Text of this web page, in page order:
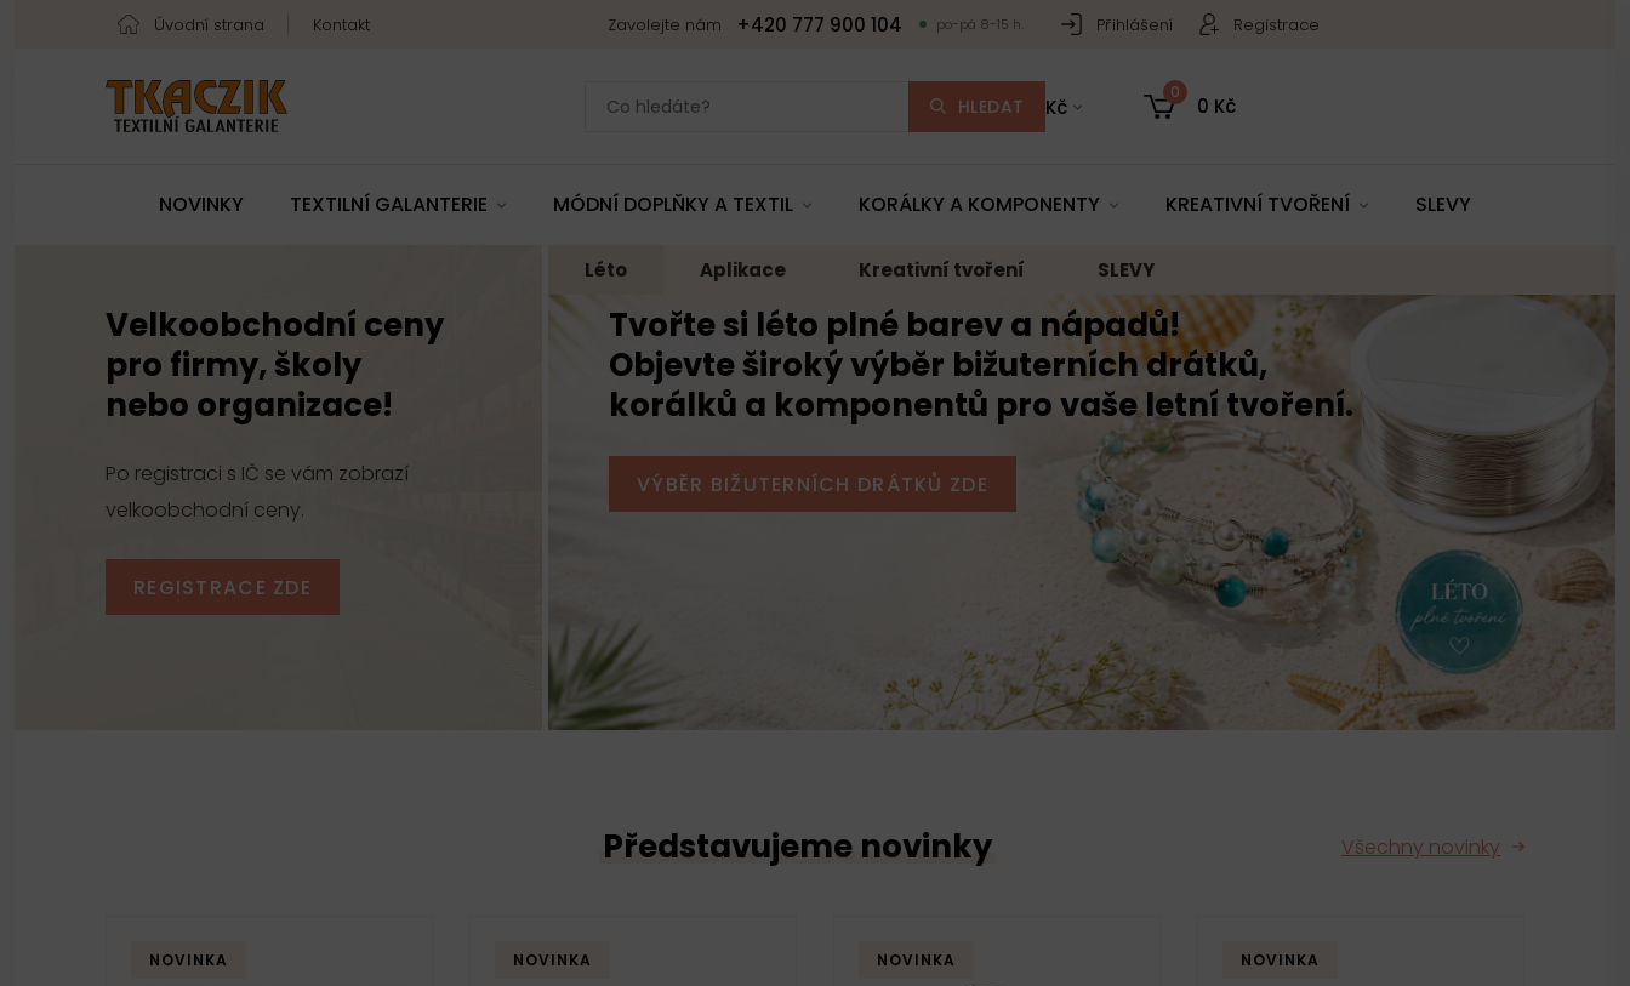
Úvodní strana Kontakt Zavolejte nám +420 777 900 104 po-pá 8-15 h. Přihlášení Registrace
HLEDAT Kč
0
0 Kč
NOVINKY TEXTILNÍ GALANTERIE MÓDNÍ DOPLŇKY A TEXTIL KORÁLKY A KOMPONENTY KREATIVNÍ TVOŘENÍ SLEVY
Velkoobchodní ceny
pro firmy, školy
nebo organizace!
Po registraci s IČ se vám zobrazí
velkoobchodní ceny.
REGISTRACE ZDE
Léto Aplikace Kreativní tvoření SLEVY
Tvořte si léto plné barev a nápadů!
Objevte široký výběr bižuterních drátků,
korálků a komponentů pro vaše letní tvoření.
VÝBĚR BIŽUTERNÍCH DRÁTKŮ ZDE
Představujeme novinky Všechny novinky
NOVINKA NOVINKA NOVINKA NOVINKA